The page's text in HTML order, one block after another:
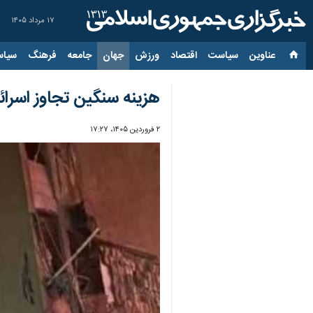
۱۷ مرداد ۱۴۰۵
عناوین‌ سیاست اقتصاد ورزش جهان جامعه فرهنگ
هزینه سنگین تجاوز اسرائیل علیه ایران؛ ۶۰
۲ فروردین ۱۴۰۵، ۱۷:۲۷